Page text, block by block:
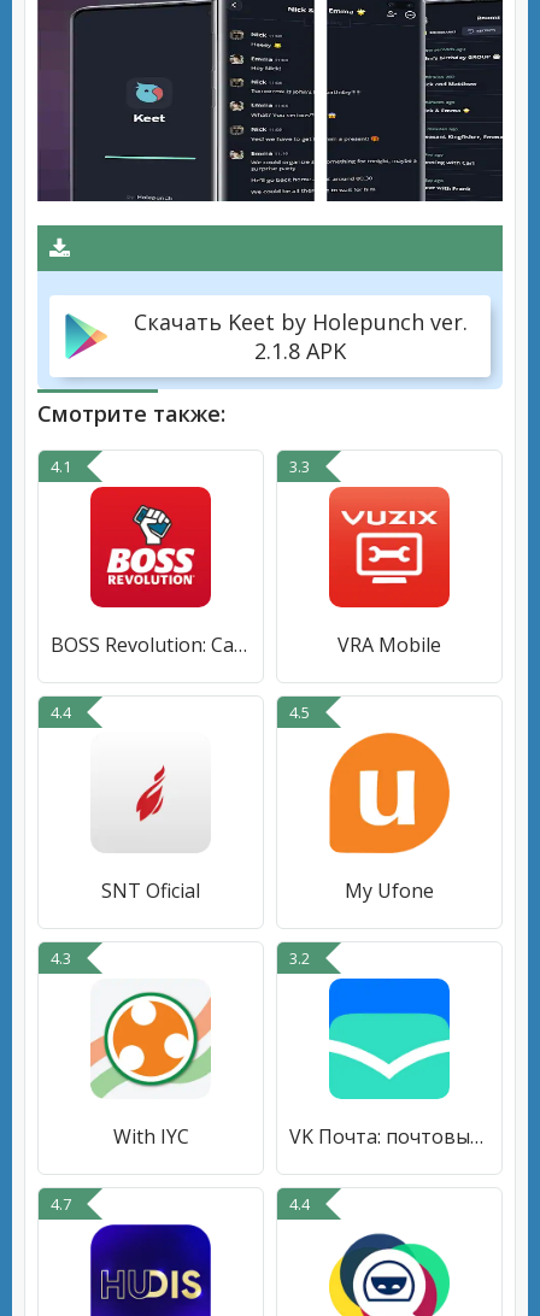
Скачать Keet by Holepunch ver.
2.1.8 APK
Смотрите также:
4.1
BOSS Revolution: Calling App
3.3
VRA Mobile
4.4
SNT Oficial
4.5
My Ufone
4.3
With IYC
3.2
VK Почта: почтовый клиент
4.7 4.4